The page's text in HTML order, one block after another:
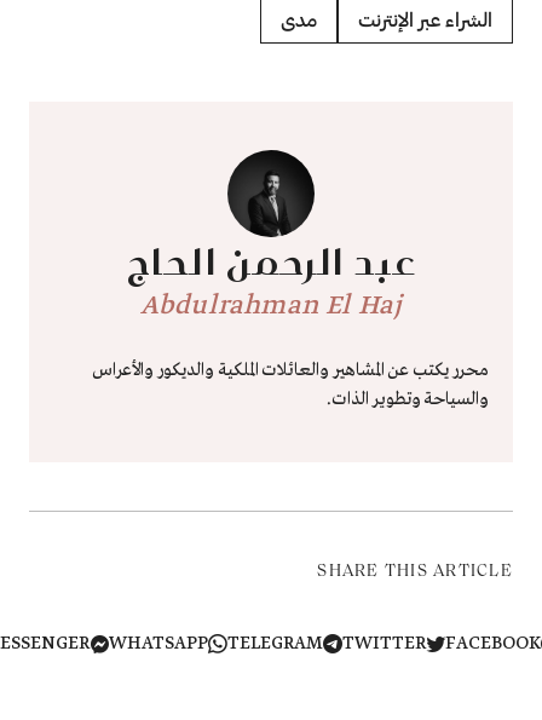
الشراء عبر الإنترنت مدى
عبد الرحمن الحاج
Abdulrahman El Haj
محرر يكتب عن المشاهير والعائلات الملكية والديكور والأعراس
والسياحة وتطوير الذات.
SHARE THIS ARTICLE
TWITTER
TELEGRAM
WHATSAPP
MESSENGER